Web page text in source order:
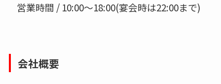
営業時間 / 10:00～18:00(宴会時は22:00まで)
会社概要